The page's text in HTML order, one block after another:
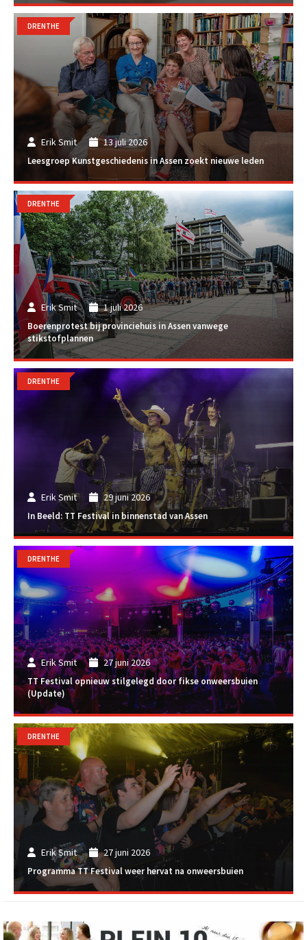
Erik Smit 13 juli 2026
Leesgroep Kunstgeschiedenis in Assen zoekt nieuwe leden
DRENTHE
Erik Smit 1 juli 2026
Boerenprotest bij provinciehuis in Assen vanwege
stikstofplannen
DRENTHE
Erik Smit 29 juni 2026
In Beeld: TT Festival in binnenstad van Assen
DRENTHE
Erik Smit 27 juni 2026
TT Festival opnieuw stilgelegd door fikse onweersbuien
(Update)
DRENTHE
Erik Smit 27 juni 2026
Programma TT Festival weer hervat na onweersbuien
DRENTHE